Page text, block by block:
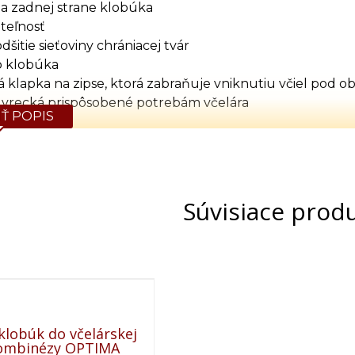
zadnej strane klobúka
sieťoviny chrániacej tvár
klobúka
klapka na zipse, ktorá zabraňuje vniknutiu včiel pod
prispôsobené potrebám včelára
Obvod pása
188 144
192 148
POPIS
Súvisiace
do včelárskej
OPTIMA